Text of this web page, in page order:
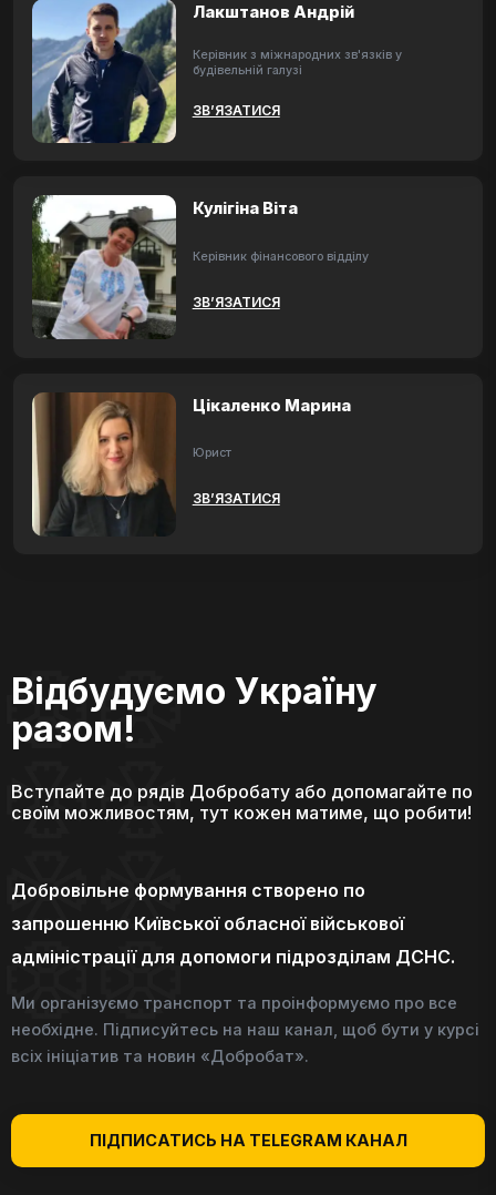
Лакштанов Андрій
Керівник з міжнародних зв'язків у
будівельній галузі
ЗВ’ЯЗАТИСЯ
Кулігіна Віта
Керівник фінансового відділу
ЗВ’ЯЗАТИСЯ
Цікаленко Марина
Юрист
ЗВ’ЯЗАТИСЯ
Відбудуємо Україну
разом!
Вступайте до рядів Добробату або допомагайте по
своїм можливостям, тут кожен матиме, що робити!
Добровільне формування створено по
запрошенню Київської обласної військової
адміністрації для допомоги підрозділам ДСНС.
Ми організуємо транспорт та проінформуємо про все
необхідне. Підписуйтесь на наш канал, щоб бути у курсі
всіх ініціатив та новин «Добробат».
ПІДПИСАТИСЬ НА TELEGRAM КАНАЛ